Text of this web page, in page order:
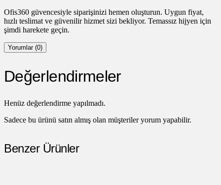
Ofis360 güvencesiyle siparişinizi hemen oluşturun. Uygun fiyat,
hızlı teslimat ve güvenilir hizmet sizi bekliyor. Temassız hijyen için
şimdi harekete geçin.
Yorumlar (0)
Değerlendirmeler
Henüz değerlendirme yapılmadı.
Sadece bu ürünü satın almış olan müşteriler yorum yapabilir.
Benzer Ürünler